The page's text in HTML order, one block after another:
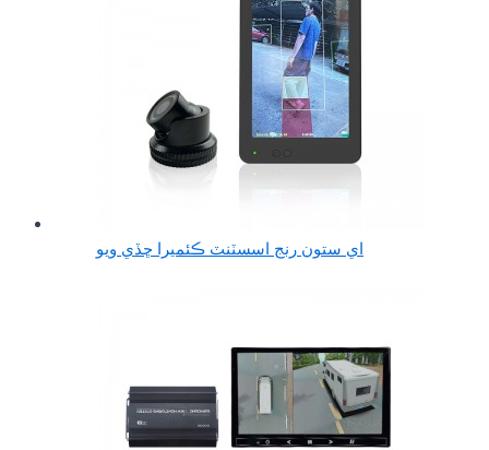
اي ستون رنج اسسٽنٽ ڪئميرا ڇڏي ويو